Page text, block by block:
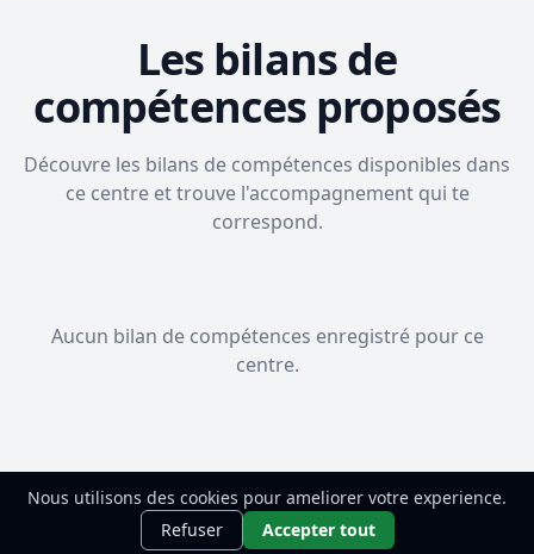
Les bilans de
compétences proposés
Découvre les bilans de compétences disponibles dans
ce centre et trouve l'accompagnement qui te
correspond.
Aucun bilan de compétences enregistré pour ce
centre.
Besoin de faire le point ?Commence
par ton BAP gratuit.
Nous utilisons des cookies pour ameliorer votre experience.
Refuser
Accepter tout